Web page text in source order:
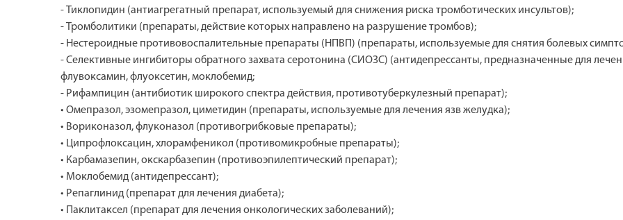
- Тиклопидин (антиагрегатный препарат, используемый для снижения риска тромботических инсультов);
- Тромболитики (препараты, действие которых направлено на разрушение тромбов);
- Нестероидные противовоспалительные препараты (НПВП) (препараты, используемые для снятия болевых
- Селективные ингибиторы обратного захвата серотонина (СИОЗС) (антидепрессанты, предназначенные для
флувоксамин, флуоксетин, моклобемид;
- Рифампицин (антибиотик широкого спектра действия, противотуберкулезный препарат);
• Омепразол, эзомепразол, циметидин (препараты, используемые для лечения язв желудка);
• Вориконазол, флуконазол (противогрибковые препараты);
• Ципрофлоксацин, хлорамфеникол (противомикробные препараты);
• Карбамазепин, окскарбазепин (противоэпилептический препарат);
• Моклобемид (антидепрессант);
• Репаглинид (препарат для лечения диабета);
• Паклитаксел (препарат для лечения онкологических заболеваний);